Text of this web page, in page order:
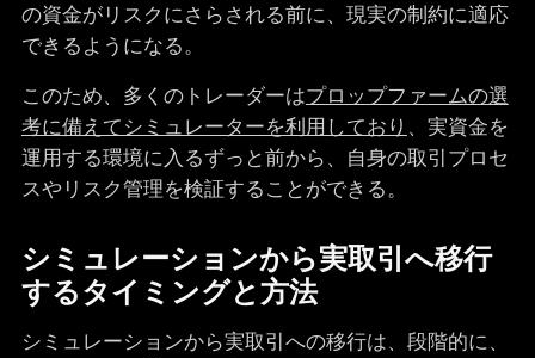
の資金がリスクにさらされる前に、現実の制約に適応
できるようになる。
このため、多くのトレーダーはプロップファームの選
考に備えてシミュレーターを利用しており 、実資金を
運用する環境に入るずっと前から、自身の取引プロセ
スやリスク管理を検証することができる。
シミュレーションから実取引へ移行
するタイミングと方法
シミュレーションから実取引への移行は、段階的に、